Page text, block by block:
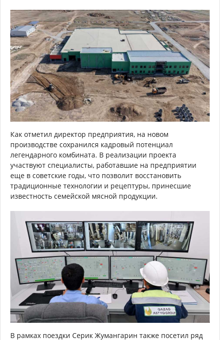
Как отметил директор предприятия, на новом
производстве сохранился кадровый потенциал
легендарного комбината. В реализации проекта
участвуют специалисты, работавшие на предприятии
еще в советские годы, что позволит восстановить
традиционные технологии и рецептуры, принесшие
известность семейской мясной продукции.
В рамках поездки Серик Жумангарин также посетил ряд